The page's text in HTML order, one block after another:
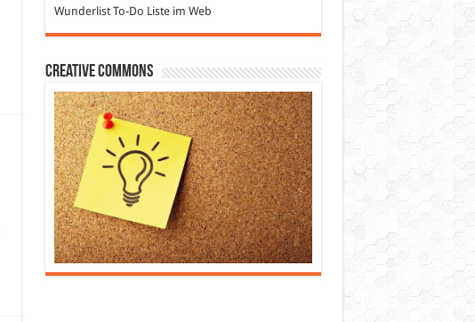
WunderlistTo-Do Liste im Web
Creative Commons